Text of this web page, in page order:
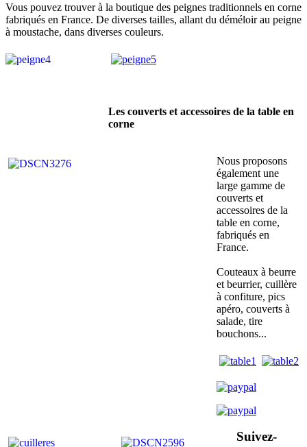
Vous pouvez trouver à la boutique des peignes traditionnels en corne
fabriqués en France. De diverses tailles, allant du déméloir au peigne
à moustache, dans diverses couleurs.
Les couverts et accessoires de la table en
corne
Nous proposons
également une
large gamme de
couverts et
accessoires de la
table en corne,
fabriqués en
France.
Couteaux à beurre
et beurrier, cuillère
à confiture, pics
apéro, couverts à
salade, tire
bouchons...
Suivez-